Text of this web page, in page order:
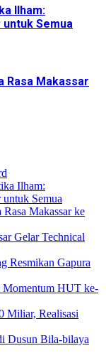
Ilham:
Semua
Rasa Makassar
Ilham:
Semua
Makassar ke
Gelar Technical
Resmikan Gapura
Momentum HUT ke-
Miliar, Realisasi
Dusun Bila-bilaya